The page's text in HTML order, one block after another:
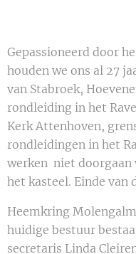
Gepassioneerd door
houden we ons al 27
van Stabroek,
rondleiding in het
Kerk Attenhoven,
rondleidingen in het
werken niet doorgaan
het kasteel. Einde van
Heemkring
huidige bestuur
secretaris Linda